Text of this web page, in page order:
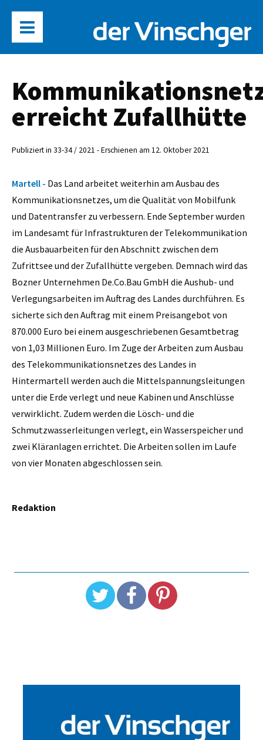
erreicht Zufallhütte
Publiziert in 33-34 / 2021 - Erschienen am 12. Oktober 2021
Martell - Das Land arbeitet weiterhin am Ausbau des
Kommunikationsnetzes, um die Qualität von Mobilfunk
und Datentransfer zu verbessern. Ende September wurden
im Landesamt für Infrastrukturen der Telekommunikation
die Ausbauarbeiten für den Abschnitt zwischen dem
Zufrittsee und der Zufallhütte vergeben. Demnach wird das
Bozner Unternehmen De.Co.Bau GmbH die Aushub- und
Verlegungsarbeiten im Auftrag des Landes durchführen. Es
sicherte sich den Auftrag mit einem Preisangebot von
870.000 Euro bei einem ausgeschriebenen Gesamtbetrag
von 1,03 Millionen Euro. Im Zuge der Arbeiten zum Ausbau
des Telekommunikationsnetzes des Landes in
Hintermartell werden auch die Mittelspannungsleitungen
unter die Erde verlegt und neue Kabinen und Anschlüsse
verwirklicht. Zudem werden die Lösch- und die
Schmutzwasserleitungen verlegt, ein Wasserspeicher und
zwei Kläranlagen errichtet. Die Arbeiten sollen im Laufe
von vier Monaten abgeschlossen sein.
Redaktion